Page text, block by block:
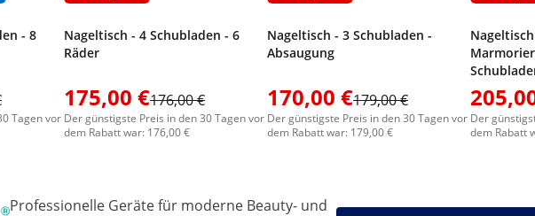
- 8
Tagen vor
Nageltisch - 4 Schubladen - 6
Räder
175,00 €176,00 €
Der günstigste Preis in den 30 Tagen vor
dem Rabatt war: 176,00 €
Nageltisch - 3 Schubladen -
Absaugung
170,00 €179,00 €
Der günstigste Preis in den 30 Tagen vor
dem Rabatt war: 179,00 €
Der
dem Rabatt
Professionelle Geräte für moderne Beauty- und